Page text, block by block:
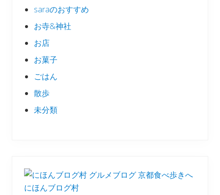
saraのおすすめ
お寺&神社
お店
お菓子
ごはん
散歩
未分類
にほんブログ村